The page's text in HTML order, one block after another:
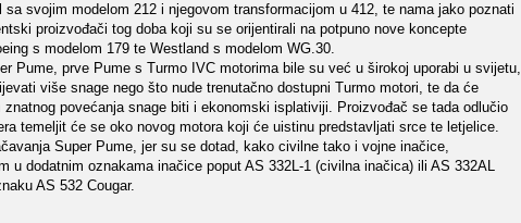
svojim modelom 212 i njegovom transformacijom u 412, te nama jako poznati
proizvođači tog doba koji su se orijentirali na potpuno nove koncepte
s modelom 179 te Westland s modelom WG.30.
Pume, prve Pume s Turmo IVC motorima bile su već u širokoj uporabi u svijetu,
više snage nego što nude trenutačno dostupni Turmo motori, te da će
povećanja snage biti i ekonomski isplativiji. Proizvođač se tada odlučio
temeljit će se oko novog motora koji će uistinu predstavljati srce te letjelice.
Super Pume, jer su se dotad, kako civilne tako i vojne inačice,
u dodatnim oznakama inačice poput AS 332L-1 (civilna inačica) ili AS 332AL
AS 532 Cougar.